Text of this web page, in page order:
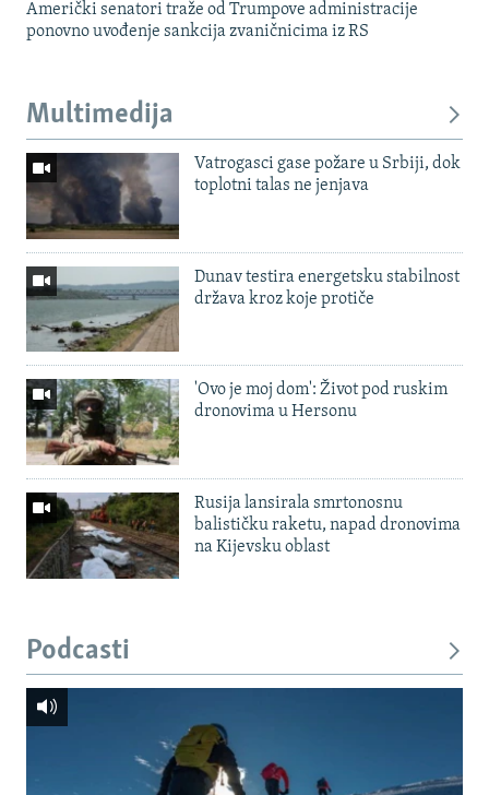
Američki senatori traže od Trumpove administracije
ponovno uvođenje sankcija zvaničnicima iz RS
Multimedija
Vatrogasci gase požare u Srbiji, dok
toplotni talas ne jenjava
Dunav testira energetsku stabilnost
država kroz koje protiče
'Ovo je moj dom': Život pod ruskim
dronovima u Hersonu
Rusija lansirala smrtonosnu
balističku raketu, napad dronovima
na Kijevsku oblast
Podcasti